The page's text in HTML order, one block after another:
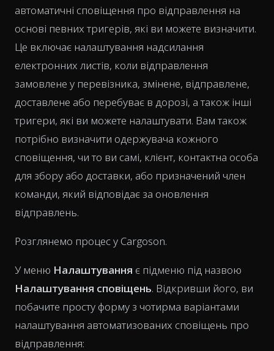
автоматичні сповіщення про відправлення на
основі певних тригерів, які ви можете визначити.
Це включає налаштування надсилання
електронних листів, коли відправлення
замовлене у перевізника, змінене, відправлене,
доставлене або перебуває в дорозі, а також інші
тригери, які ви можете налаштувати. Вам також
потрібно визначити одержувача кожного
сповіщення, чи то ви самі, клієнт, контактна особа
для збору або доставки, або призначений член
команди, який відповідає за оновлення
відправлень.
Розглянемо процес у Cargoson.
У меню Налаштування є підменю під назвою
Налаштування сповіщень. Відкривши його, ви
побачите просту форму з чотирма варіантами
налаштування автоматизованих сповіщень про
відправлення: